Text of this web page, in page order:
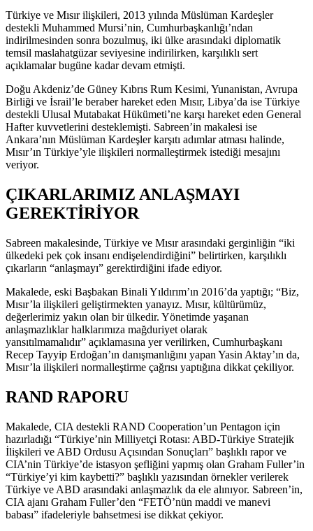
Türkiye ve Mısır ilişkileri, 2013 yılında Müslüman Kardeşler
destekli Muhammed Mursi’nin, Cumhurbaşkanlığı’ndan
indirilmesinden sonra bozulmuş, iki ülke arasındaki diplomatik
temsil maslahatgüzar seviyesine indirilirken, karşılıklı sert
açıklamalar bugüne kadar devam etmişti.
Doğu Akdeniz’de Güney Kıbrıs Rum Kesimi, Yunanistan, Avrupa
Birliği ve İsrail’le beraber hareket eden Mısır, Libya’da ise Türkiye
destekli Ulusal Mutabakat Hükümeti’ne karşı hareket eden General
Hafter kuvvetlerini desteklemişti. Sabreen’in makalesi ise
Ankara’nın Müslüman Kardeşler karşıtı adımlar atması halinde,
Mısır’ın Türkiye’yle ilişkileri normalleştirmek istediği mesajını
veriyor.
ÇIKARLARIMIZ ANLAŞMAYI
GEREKTİRİYOR
Sabreen makalesinde, Türkiye ve Mısır arasındaki gerginliğin “iki
ülkedeki pek çok insanı endişelendirdiğini” belirtirken, karşılıklı
çıkarların “anlaşmayı” gerektirdiğini ifade ediyor.
Makalede, eski Başbakan Binali Yıldırım’ın 2016’da yaptığı; “Biz,
Mısır’la ilişkileri geliştirmekten yanayız. Mısır, kültürümüz,
değerlerimiz yakın olan bir ülkedir. Yönetimde yaşanan
anlaşmazlıklar halklarımıza mağduriyet olarak
yansıtılmamalıdır” açıklamasına yer verilirken, Cumhurbaşkanı
Recep Tayyip Erdoğan’ın danışmanlığını yapan Yasin Aktay’ın da,
Mısır’la ilişkileri normalleştirme çağrısı yaptığına dikkat çekiliyor.
RAND RAPORU
Makalede, CIA destekli RAND Cooperation’un Pentagon için
hazırladığı “Türkiye’nin Milliyetçi Rotası: ABD-Türkiye Stratejik
İlişkileri ve ABD Ordusu Açısından Sonuçları” başlıklı rapor ve
CIA’nin Türkiye’de istasyon şefliğini yapmış olan Graham Fuller’in
“Türkiye’yi kim kaybetti?” başlıklı yazısından örnekler verilerek
Türkiye ve ABD arasındaki anlaşmazlık da ele alınıyor. Sabreen’in,
CIA ajanı Graham Fuller’den “FETÖ’nün maddi ve manevi
babası” ifadeleriyle bahsetmesi ise dikkat çekiyor.